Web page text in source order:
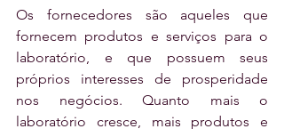
Os fornecedores são aqueles que
fornecem produtos e serviços para o
laboratório, e que possuem seus
próprios interesses de prosperidade
nos negócios. Quanto mais o
laboratório cresce, mais produtos e